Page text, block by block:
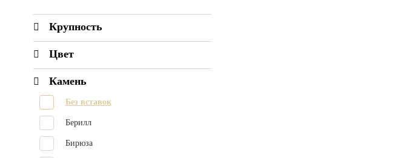
Крупность
Цвет
Камень
Без вставок
Берилл
Бирюза